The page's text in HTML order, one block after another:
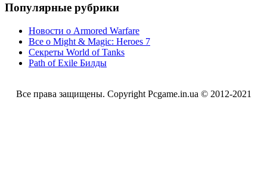
Популярные рубрики
Новости о Armored Warfare
Все о Might & Magic: Heroes 7
Секреты World of Tanks
Path of Exile Билды
Все права защищены. Copyright Pcgame.in.ua © 2012-2021